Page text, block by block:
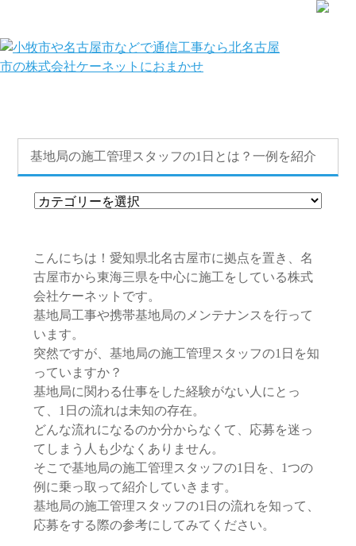
基地局の施工管理スタッフの1日とは？一例を紹介
こんにちは！愛知県北名古屋市に拠点を置き、名
古屋市から東海三県を中心に施工をしている株式
会社ケーネットです。
基地局工事や携帯基地局のメンテナンスを行って
います。
突然ですが、基地局の施工管理スタッフの1日を知
っていますか？
基地局に関わる仕事をした経験がない人にとっ
て、1日の流れは未知の存在。
どんな流れになるのか分からなくて、応募を迷っ
てしまう人も少なくありません。
そこで基地局の施工管理スタッフの1日を、1つの
例に乗っ取って紹介していきます。
基地局の施工管理スタッフの1日の流れを知って、
応募をする際の参考にしてみてください。